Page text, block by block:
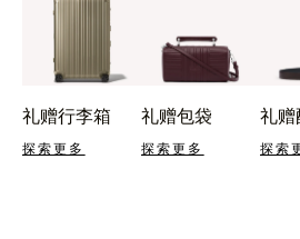
礼赠行李箱
探索更多
礼赠包袋
探索更多
礼赠
探索